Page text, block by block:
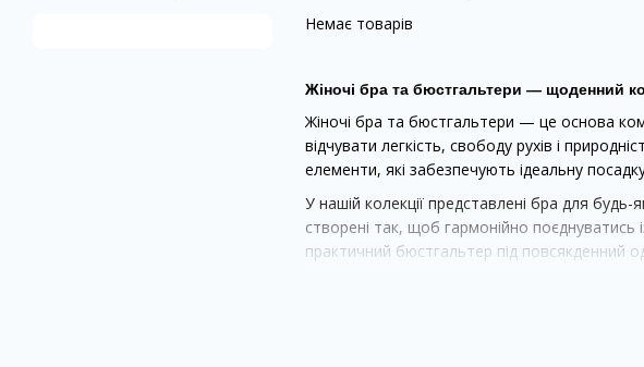
Жіночі бра та бюстгальтери — щоденний
Жіночі бра та бюстгальтери — це основа
відчувати легкість, свободу рухів і
елементи, які забезпечують ідеальну
У нашій колекції представлені бра для
створені так, щоб гармонійно
практичний бюстгальтер під повсякденний
Немає товарів